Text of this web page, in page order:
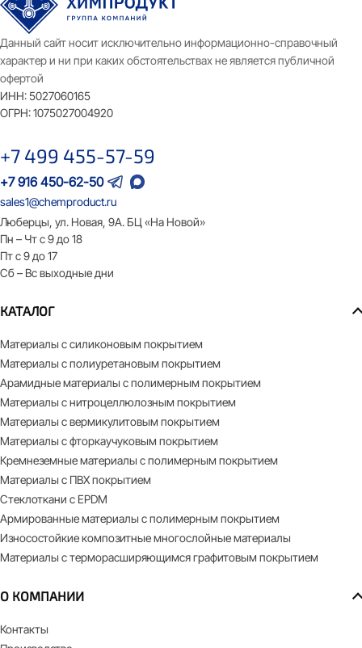
Данный сайт носит исключительно информационно-справочный
характер и ни при каких обстоятельствах не является публичной
офертой
ИНН: 5027060165
ОГРН:1075027004920
КАТАЛОГ
Материалы с силиконовым покрытием
Материалы с полиуретановым покрытием
Арамидные материалы с полимерным покрытием
Материалы с нитроцеллюлозным покрытием
Материалы с вермикулитовым покрытием
Материалы с фторкаучуковым покрытием
Кремнеземные материалы с полимерным покрытием
Материалы с ПВХ покрытием
Стеклоткани с EPDM
Армированные материалы с полимерным покрытием
Износостойкие композитные многослойные материалы
Материалы с терморасширяющимся графитовым покрытием
О КОМПАНИИ
Контакты
+7 499 455-57-59
+7 916 450-62-50
sales1@chemproduct.ru
Люберцы, ул. Новая, 9А. БЦ «На Новой»
Пн – Чт с 9 до 18
Пт с 9 до 17
Сб – Вс выходные дни